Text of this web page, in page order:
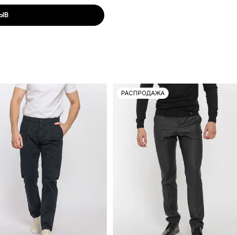
РАСПРОДАЖА